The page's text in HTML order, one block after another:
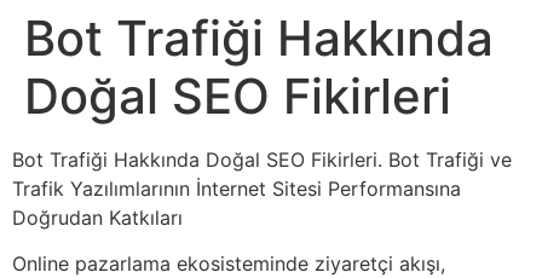
Bot Trafiği Hakkında
Doğal SEO Fikirleri
Bot Trafiği Hakkında Doğal SEO Fikirleri. Bot Trafiği ve
Trafik Yazılımlarının İnternet Sitesi Performansına
Doğrudan Katkıları
Online pazarlama ekosisteminde ziyaretçi akışı,